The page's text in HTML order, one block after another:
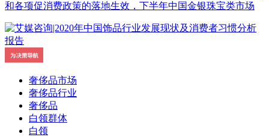
和各项促消费政策的落地生效，下半年中国金银珠宝类市场
奢侈品市场
奢侈品行业
奢侈品
白领群体
白领